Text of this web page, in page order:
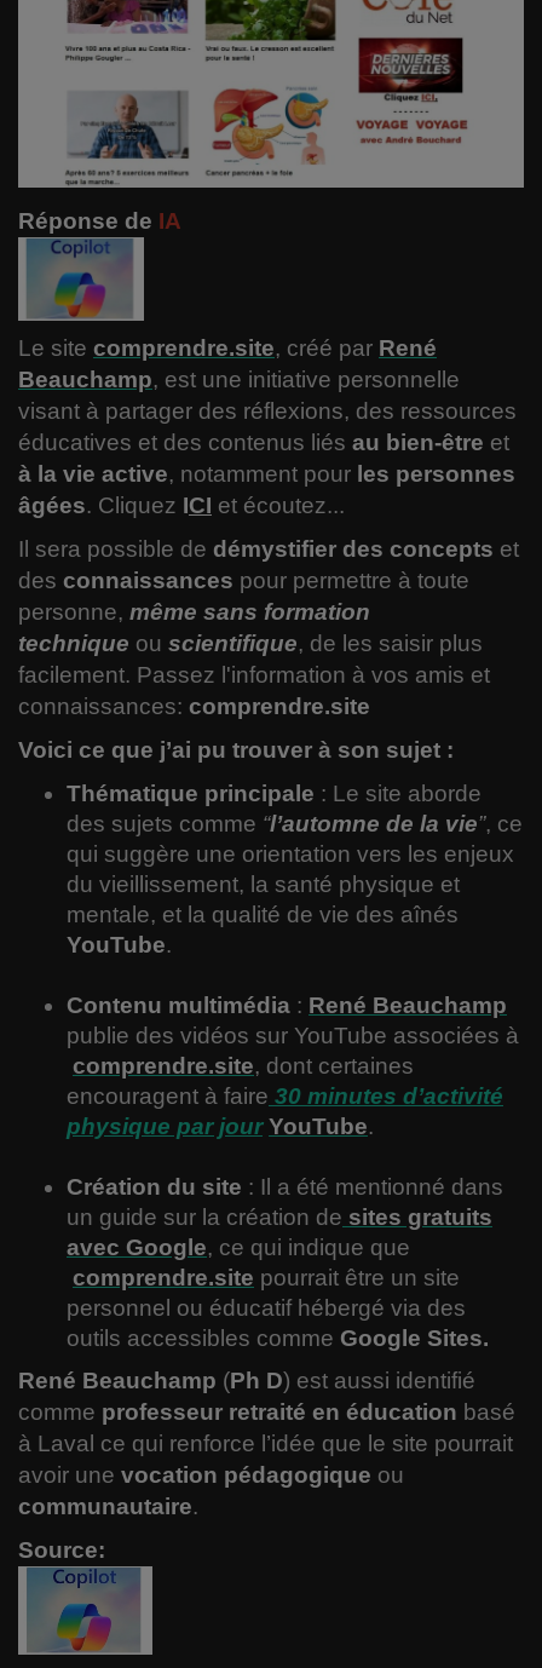
Comment garder votre forme ?
Informatique
Politique
Varia
Actualité
Sciences
Santé
Langues
Musique
Voyages
Espace
Automobile
Réponse de IA
Le site comprendre.site, créé par René
Beauchamp, est une initiative personnelle
visant à partager des réflexions, des ressources
éducatives et des contenus liés au bien-être et
à la vie active, notamment pour les personnes
âgées. Cliquez ICI et écoutez...
Il sera possible de démystifier des concepts et
des connaissances pour permettre à toute
personne, même sans formation
technique ou scientifique, de les saisir plus
facilement. Passez l'information à vos amis et
connaissances: comprendre.site
Voici ce que j’ai pu trouver à son sujet :
Thématique principale : Le site aborde
des sujets comme “l’automne de la vie”, ce
qui suggère une orientation vers les enjeux
du vieillissement, la santé physique et
mentale, et la qualité de vie des aînés
YouTube.
Contenu multimédia : René Beauchamp
publie des vidéos sur YouTube associées à
comprendre.site, dont certaines
encouragent à faire 30 minutes d’activité
physique par jour YouTube.
Création du site : Il a été mentionné dans
un guide sur la création de sites gratuits
avec Google, ce qui indique que
comprendre.site pourrait être un site
personnel ou éducatif hébergé via des
outils accessibles comme Google Sites.
René Beauchamp (Ph D) est aussi identifié
comme professeur retraité en éducation basé
à Laval ce qui renforce l’idée que le site pourrait
avoir une vocation pédagogique ou
communautaire.
Source: